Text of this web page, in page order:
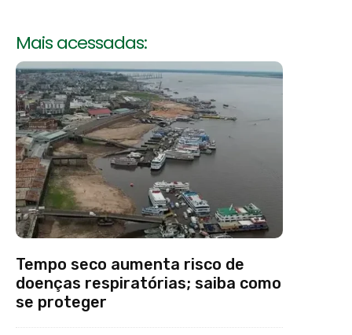
Mais acessadas:
Tempo seco aumenta risco de
doenças respiratórias; saiba como
se proteger